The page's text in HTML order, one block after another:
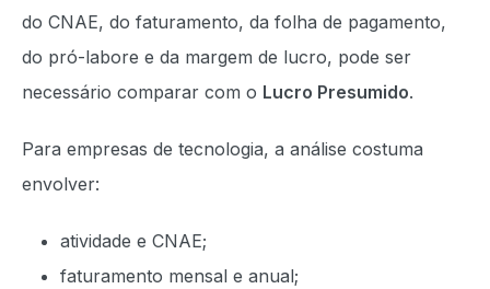
do CNAE, do faturamento, da folha de pagamento,
do pró-labore e da margem de lucro, pode ser
necessário comparar com o Lucro Presumido.
Para empresas de tecnologia, a análise costuma
envolver:
atividade e CNAE;
faturamento mensal e anual;